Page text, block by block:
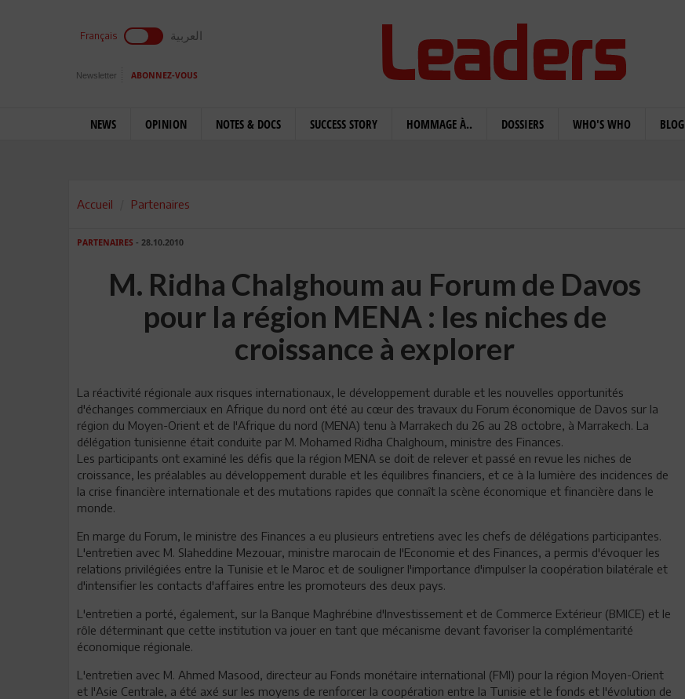
Français العربية
Newsletter ABONNEZ-VOUS
NEWS OPINION NOTES & DOCS SUCCESS STORY HOMMAGE À.. DOSSIERS WHO'S WHO BLOG
Accueil Partenaires
PARTENAIRES - 28.10.2010
M. Ridha Chalghoum au Forum de Davos
pour la région MENA : les niches de
croissance à explorer
La réactivité régionale aux risques internationaux, le développement durable et les nouvelles opportunités
d'échanges commerciaux en Afrique du nord ont été au cœur des travaux du Forum économique de Davos sur la
région du Moyen-Orient et de l'Afrique du nord (MENA) tenu à Marrakech du 26 au 28 octobre, à Marrakech. La
délégation tunisienne était conduite par M. Mohamed Ridha Chalghoum, ministre des Finances.
Les participants ont examiné les défis que la région MENA se doit de relever et passé en revue les niches de
croissance, les préalables au développement durable et les équilibres financiers, et ce à la lumière des incidences de
la crise financière internationale et des mutations rapides que connaît la scène économique et financière dans le
monde.
En marge du Forum, le ministre des Finances a eu plusieurs entretiens avec les chefs de délégations participantes.
L'entretien avec M. Slaheddine Mezouar, ministre marocain de l'Economie et des Finances, a permis d'évoquer les
relations privilégiées entre la Tunisie et le Maroc et de souligner l'importance d'impulser la coopération bilatérale et
d'intensifier les contacts d'affaires entre les promoteurs des deux pays.
L'entretien a porté, également, sur la Banque Maghrébine d'Investissement et de Commerce Extérieur (BMICE) et le
rôle déterminant que cette institution va jouer en tant que mécanisme devant favoriser la complémentarité
économique régionale.
L'entretien avec M. Ahmed Masood, directeur au Fonds monétaire international (FMI) pour la région Moyen-Orient
et l'Asie Centrale, a été axé sur les moyens de renforcer la coopération entre la Tunisie et le fonds et l'évolution de